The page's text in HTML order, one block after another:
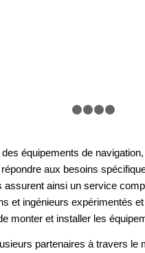
équipements de
aux besoins
ainsi un service
et ingénieurs expérimentés
monter et installer les
partenaires à travers le